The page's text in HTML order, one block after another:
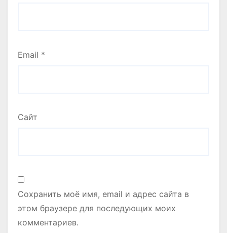
Email *
Сайт
Сохранить моё имя, email и адрес сайта в
этом браузере для последующих моих
комментариев.